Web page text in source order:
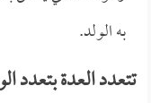
به الولد.
تتعدد العدة بتعدد